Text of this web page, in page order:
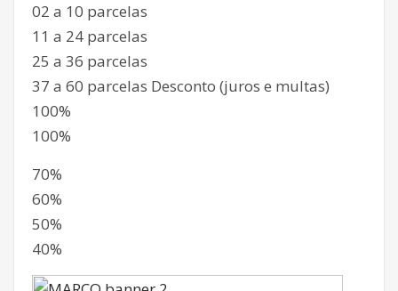
02 a 10 parcelas
11 a 24 parcelas
25 a 36 parcelas
37 a 60 parcelas Desconto (juros e multas)
100%
100%
70%
60%
50%
40%